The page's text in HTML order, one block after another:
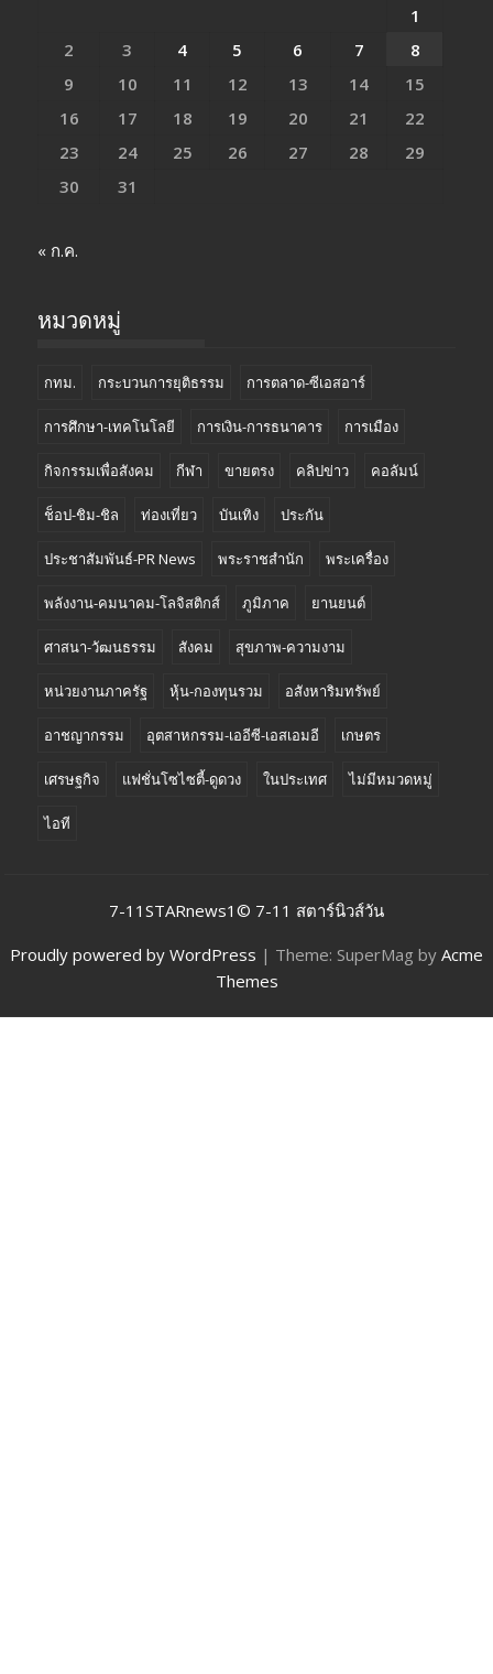
1
2
3 4 5 6 7
8
9
10 11 12 13 14
15
16
17 18 19 20 21
22
23
24 25 26 27 28
29
30
31
« ก.ค.
หมวดหมู่
กทม. กระบวนการยุติธรรม การตลาด-ซีเอสอาร์
การศึกษา-เทคโนโลยี การเงิน-การธนาคาร การเมือง
กิจกรรมเพื่อสังคม กีฬา ขายตรง คลิปข่าว คอลัมน์
ช็อป-ชิม-ชิล ท่องเที่ยว บันเทิง ประกัน
ประชาสัมพันธ์-PR News พระราชสำนัก พระเครื่อง
พลังงาน-คมนาคม-โลจิสติกส์ ภูมิภาค ยานยนต์
ศาสนา-วัฒนธรรม สังคม สุขภาพ-ความงาม
หน่วยงานภาครัฐ หุ้น-กองทุนรวม อสังหาริมทรัพย์
อาชญากรรม อุตสาหกรรม-เออีซี-เอสเอมอี เกษตร
เศรษฐกิจ แฟชั่นโซไซตี้-ดูดวง ในประเทศ ไม่มีหมวดหมู่
ไอที
7-11STARnews1© 7-11 สตาร์นิวส์วัน
Proudly powered by WordPress | Theme: SuperMag by Acme
Themes